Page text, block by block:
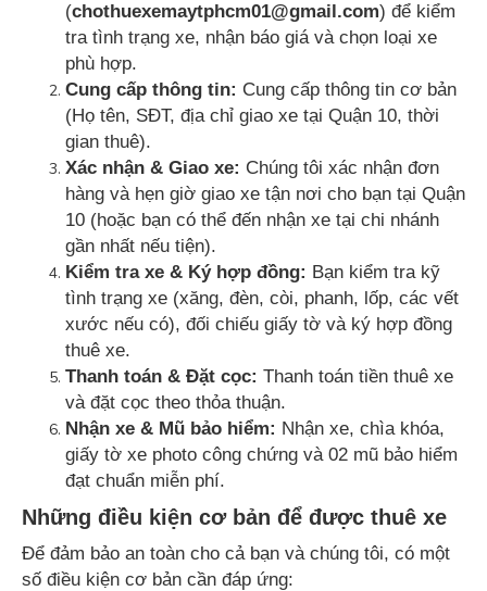
(chothuexemaytphcm01@gmail.com) để kiểm
tra tình trạng xe, nhận báo giá và chọn loại xe
phù hợp.
Cung cấp thông tin: Cung cấp thông tin cơ bản
(Họ tên, SĐT, địa chỉ giao xe tại Quận 10, thời
gian thuê).
Xác nhận & Giao xe: Chúng tôi xác nhận đơn
hàng và hẹn giờ giao xe tận nơi cho bạn tại Quận
10 (hoặc bạn có thể đến nhận xe tại chi nhánh
gần nhất nếu tiện).
Kiểm tra xe & Ký hợp đồng: Bạn kiểm tra kỹ
tình trạng xe (xăng, đèn, còi, phanh, lốp, các vết
xước nếu có), đối chiếu giấy tờ và ký hợp đồng
thuê xe.
Thanh toán & Đặt cọc: Thanh toán tiền thuê xe
và đặt cọc theo thỏa thuận.
Nhận xe & Mũ bảo hiểm: Nhận xe, chìa khóa,
giấy tờ xe photo công chứng và 02 mũ bảo hiểm
đạt chuẩn miễn phí.
Những điều kiện cơ bản để được thuê xe
Để đảm bảo an toàn cho cả bạn và chúng tôi, có một
số điều kiện cơ bản cần đáp ứng: